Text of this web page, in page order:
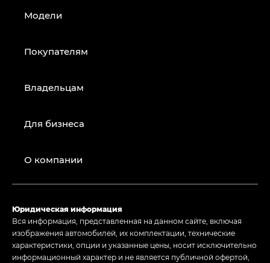
Модели
Покупателям
Владельцам
Для бизнеса
О компании
Юридическая информация
Вся информация, представленная на данном сайте, включая
изображения автомобилей, их комплектации, технические
характеристики, опции и указанные цены, носит исключительно
информационный характер и не является публичной офертой,